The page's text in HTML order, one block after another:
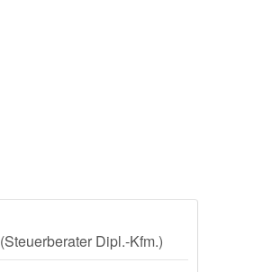
(Steuerberater Dipl.-Kfm.)